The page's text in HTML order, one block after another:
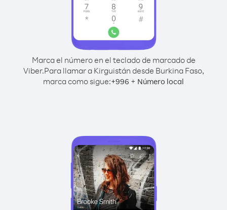
Marca el número en el teclado de marcado de
Viber.Para llamar a Kirguistán desde Burkina Faso,
marca como sigue:+996 + Número local